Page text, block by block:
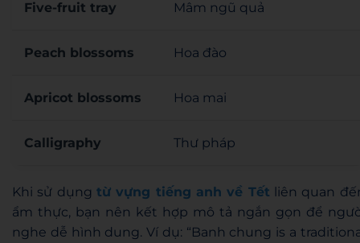
Five-fruit tray Mâm ngũ quả
Peach blossoms Hoa đào
Apricot blossoms Hoa mai
Calligraphy Thư pháp
Khi sử dụngtừ vựng tiếng anh về Tết liên quan
ẩm thực, bạn nên kết hợp mô tả ngắn gọn để
nghe dễ hình dung. Ví dụ: “Banh chung is a